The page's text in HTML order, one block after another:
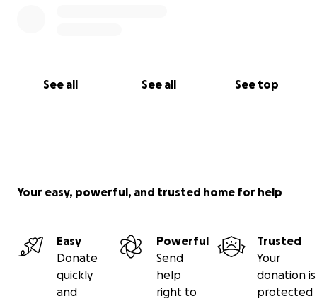
See all See all See top
Your easy, powerful, and trusted home for help
Easy
Donate
quickly
and
Powerful
Send
help
right to
Trusted
Your
donation is
protected